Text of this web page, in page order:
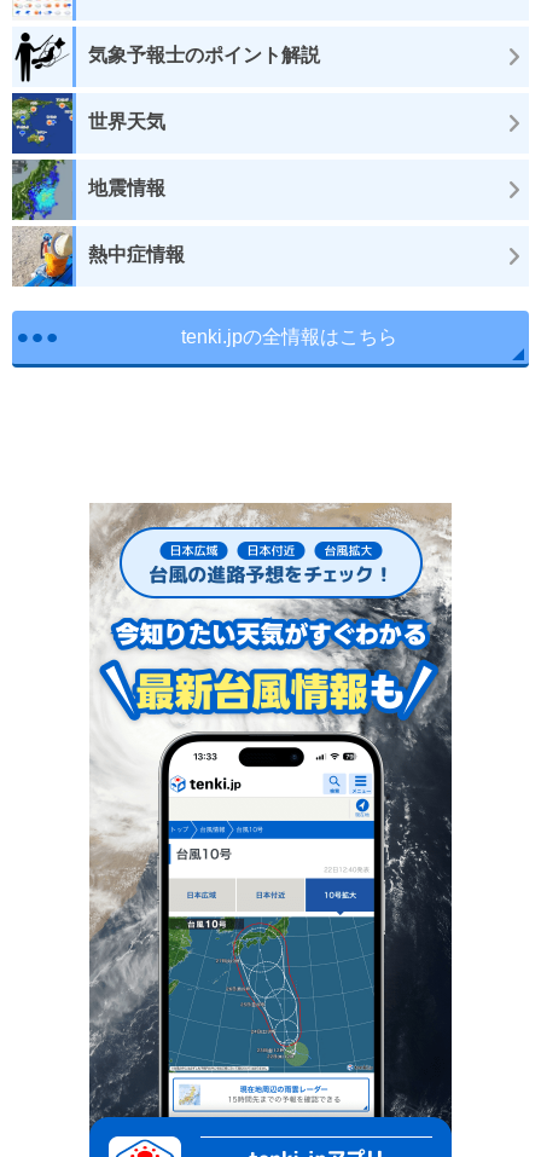
気象予報士のポイント解説
世界天気
地震情報
熱中症情報
tenki.jpの全情報はこちら